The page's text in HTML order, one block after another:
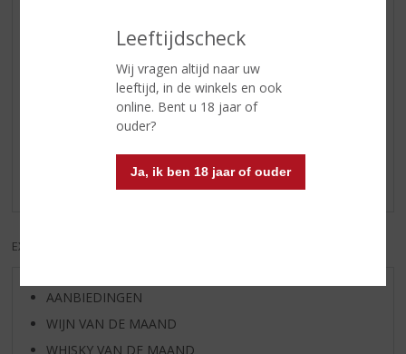
Leeftijdscheck
Wij vragen altijd naar uw
leeftijd, in de winkels en ook
online. Bent u 18 jaar of
ouder?
Ja, ik ben 18 jaar of ouder
eik en tabak wat blijft hangen
Reviews
Schrijf een review
Er zijn nog geen reviews geplaatst voor dit product
EXCL. BTW
AANBIEDINGEN
WIJN VAN DE MAAND
WHISKY VAN DE MAAND